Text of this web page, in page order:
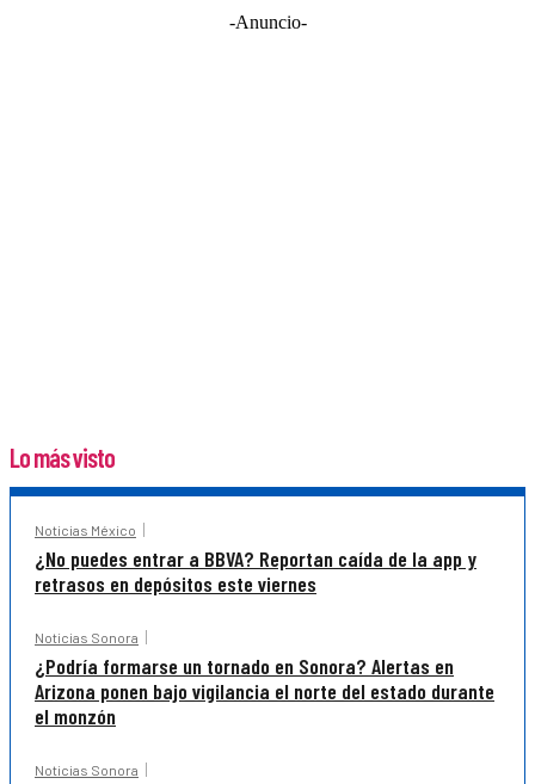
-Anuncio-
Lo más visto
Noticias México
¿No puedes entrar a BBVA? Reportan caída de la app y
retrasos en depósitos este viernes
Noticias Sonora
¿Podría formarse un tornado en Sonora? Alertas en
Arizona ponen bajo vigilancia el norte del estado durante
el monzón
Noticias Sonora